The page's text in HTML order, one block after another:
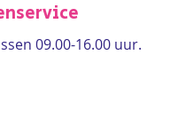
09.00-16.00 uur.